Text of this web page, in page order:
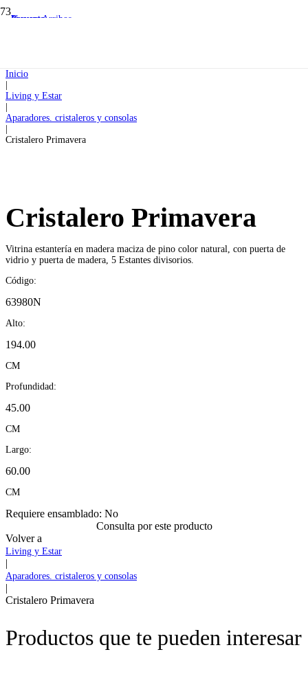
Inicio
|
Living y Estar
|
Aparadores. cristaleros y consolas
|
Cristalero Primavera
Cristalero Primavera
Vitrina estantería en madera maciza de pino color natural, con puerta de
vidrio y puerta de madera, 5 Estantes divisorios.
Código:
63980N
Alto:
194.00
CM
Profundidad:
45.00
CM
Largo:
60.00
CM
Requiere ensamblado: No
Consulta por este producto
Volver a
Living y Estar
|
Aparadores. cristaleros y consolas
|
Cristalero Primavera
Productos que te pueden interesar
Preventa
Preventa
Nuevos Arribos